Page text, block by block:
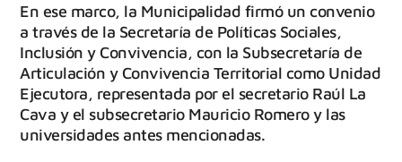
En ese marco, la Municipalidad firmó un convenio
a través de la Secretaría de Políticas Sociales,
Inclusión y Convivencia, con la Subsecretaría de
Articulación y Convivencia Territorial como Unidad
Ejecutora, representada por el secretario Raúl La
Cava y el subsecretario Mauricio Romero y las
universidades antes mencionadas.